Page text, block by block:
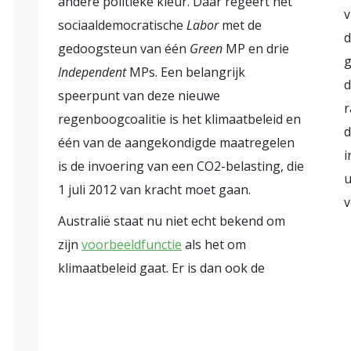
dat zijn partij niet stopt met nieuwe
cijfers.Klimaatopwarming
van de olie- en gasproductie omdat dit in
de eerste plaats Rusland. De partij, die zich
vertegenwoordigt het klimaatopwarming
Listhaug is ook nog niet bereid gevonden
te bespreken, zegt Bjørn Samset van het
heeft inmiddels alle andere politieke
en het IPCC-rapport en
vooral sterk is op het Noorse platteland. De
jaren moeten boeren toch de ogen openen,
ook ernstig teleurgesteld in de Noorse
sociaaldemocratische Labormet de
gedoogsteun van één Green MP en drie
IndependentMPs. Een belangrijk
speerpunt van deze nieuwe
regenboogcoalitie is het klimaatbeleid en
één van de aangekondigde maatregelen
is de invoering van een CO2-belasting, die
1 juli 2012 van kracht moet gaan.
Australië staat nu niet echt bekend om
zijn voorbeeldfunctie als het om
klimaatbeleid gaat. Er is dan ook de